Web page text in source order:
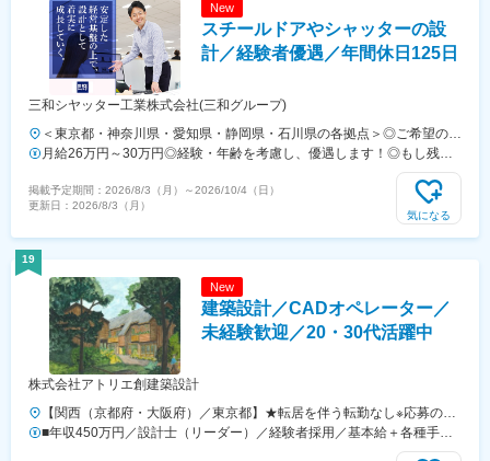
12-8ロイヤルビルディング1階■関西支店／大阪府大阪市中央区平野町2
丁目4-9 淀屋橋PREX2階■中部支店／愛知県名古屋市中村区名駅3-4-10
アルティメイト名駅1st 4階■東北支店／宮城県仙台市宮城野区榴岡4-5-
5 KTビル3階■北海道支店／北海道札幌市北区7条西2-20 NCO札幌駅
北口2階■九州支店／福岡市博多区博多駅東2-10-35 博多プライムイース
ト8階D
New
スチールドアやシャッターの設
計／経験者優遇／年間休日125日
三和シヤッター工業株式会社(三和グループ)
＜東京都・神奈川県・愛知県・静岡県・石川県の各拠点＞◎ご希望の勤
務地に配属となります。■首都圏事業部・東京都豊島区東池袋4-5-2 ラ
イズアリーナビル10F・神奈川県横浜市港北区新横浜2-5-5 住友不動
産新横浜ビル4Ｆ■中部事業部・愛知県名古屋市東区白壁2-4-8・静岡県
静岡市葵区千代田7-8-1・石川県金沢市松寺町寅92-1
月給26万円～30万円◎経験・年齢を考慮し、優遇します！◎もし残業
がある場合は、残業手当は別途全額支給！◎地域により異なる場合があ
ります。＜モデル年収例＞■年収500万円／20代（経験2年）■年収600
万円／30代（経験10年）■年収760万円／40代（経験20年）◎経験を重
掲載予定期間： 2026/8/3（月） ～2026/10/4（日）
更新日： 2026/8/3（月）
気になる
19
New
建築設計／CADオペレーター／
未経験歓迎／20・30代活躍中
株式会社アトリエ創建築設計
【関西（京都府・大阪府）／東京都】★転居を伴う転勤なし※応募の
際、関西勤務・東京勤務のご希望をお知らせください。＝＝＝＝＝関西
勤務をご希望の方＝＝＝＝＝業務内容により京都もしくは大阪での採用
■年収450万円／設計士（リーダー）／経験者採用／基本給＋各種手当
＋賞与 ■年収270万円／新卒・未経験（1年目）／基本給＋各種手当＋